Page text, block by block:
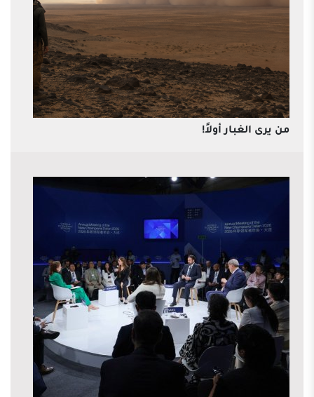
من يرى الغبار أولاً!